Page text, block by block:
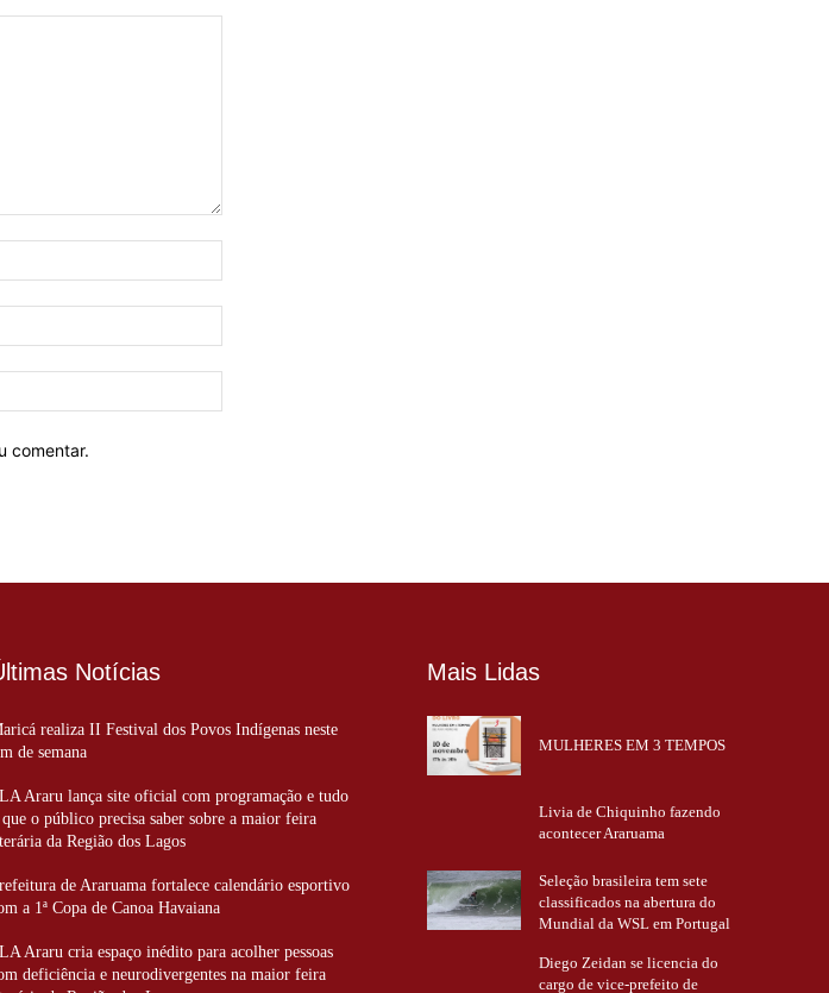
mail:*
comentar.
Notícias
realiza II Festival dos Povos Indígenas neste
de semana
Araru lança site oficial com programação e tudo
o público precisa saber sobre a maior feira
da Região dos Lagos
de Araruama fortalece calendário esportivo
a 1ª Copa de Canoa Havaiana
Araru cria espaço inédito para acolher pessoas
deficiência e neurodivergentes na maior feira
Mais Lidas
MULHERES EM 3 TEMPOS
Livia de Chiquinho fazendo
acontecer Araruama
Seleção brasileira tem sete
classificados na abertura do
Mundial da WSL em Portugal
Diego Zeidan se licencia do
cargo de vice-prefeito de